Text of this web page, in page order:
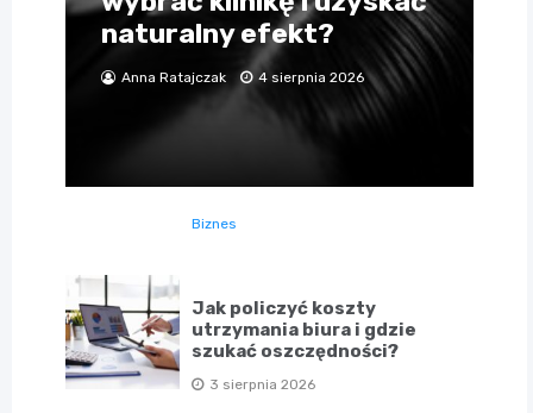
naturalny efekt?
Anna Ratajczak 4 sierpnia 2026
Biznes
Jak policzyć koszty
utrzymania biura i gdzie
szukać oszczędności?
3 sierpnia 2026